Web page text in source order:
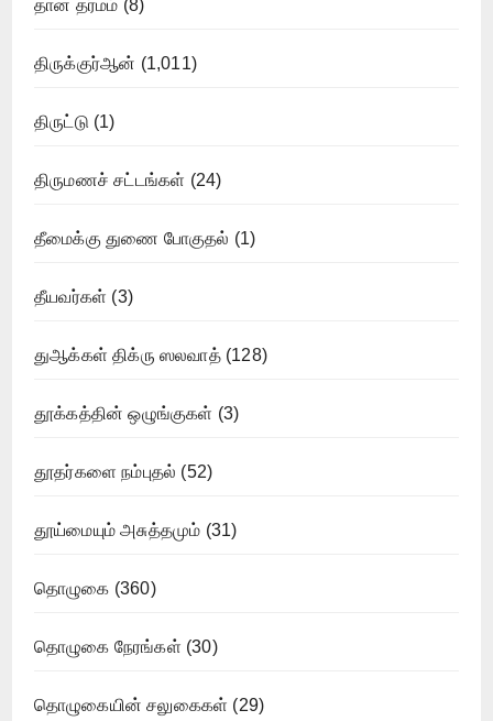
தான தர்மம் (8)
திருக்குர்ஆன் (1,011)
திருட்டு (1)
திருமணச் சட்டங்கள் (24)
தீமைக்கு துணை போகுதல் (1)
தீயவர்கள் (3)
துஆக்கள் திக்ரு ஸலவாத்(128)
தூக்கத்தின் ஒழுங்குகள் (3)
தூதர்களை நம்புதல் (52)
தூய்மையும் அசுத்தமும் (31)
தொழுகை (360)
தொழுகை நேரங்கள் (30)
தொழுகையின் சலுகைகள் (29)